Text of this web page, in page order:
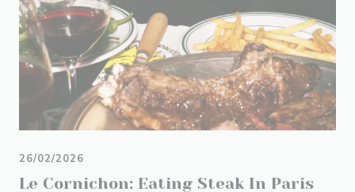
Le Cornichon: Eating Steak In Paris
26/02/2026